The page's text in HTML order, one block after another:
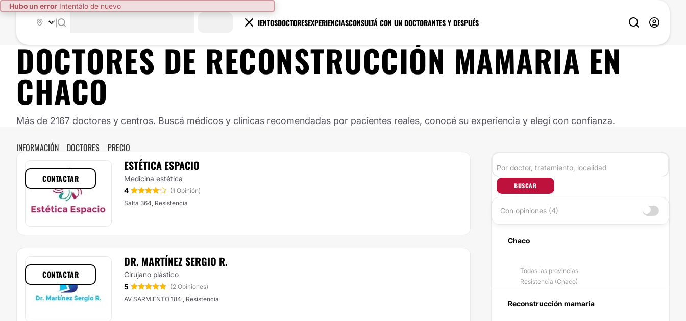
Hubo un error Intentálo de nuevo
TRATAMIENTOSDOCTORESEXPERIENCIASCONSULTÁ CON UN DOCTORANTES Y DESPUÉS
DOCTORES DERECONSTRUCCIÓN MAMARIAEN
CHACO
Más de 2167 doctores y centros. Buscá médicos y clínicas recomendadas por pacientes reales, conocé su experiencia y elegí con confianza.
INFORMACIÓN DOCTORES PRECIO
ESTÉTICA ESPACIO
Medicina estética
4
(1 Opinión)
Salta 364, Resistencia
CONTACTAR
DR. MARTÍNEZ SERGIO R.
Cirujano plástico
5
(2 Opiniones)
AV SARMIENTO 184 , Resistencia
CONTACTAR
BUSCAR
Con opiniones (4)
Chaco
Todas las provincias
Resistencia (Chaco)
Reconstrucción mamaria